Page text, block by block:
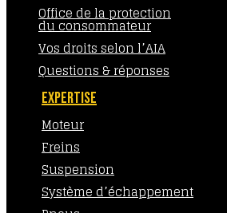
Office de la protection
du consommateur
Vos droits selon l’AIA
Questions & réponses
EXPERTISE
Moteur
Freins
Suspension
Système d’échappement